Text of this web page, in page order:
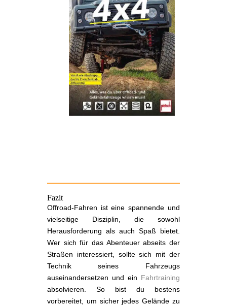
Fazit
Offroad-Fahren ist eine spannende und
vielseitige Disziplin, die sowohl
Herausforderung als auch Spaß bietet.
Wer sich für das Abenteuer abseits der
Straßen interessiert, sollte sich mit der
Technik seines Fahrzeugs
auseinandersetzen und ein Fahrtraining
absolvieren. So bist du bestens
vorbereitet, um sicher jedes Gelände zu